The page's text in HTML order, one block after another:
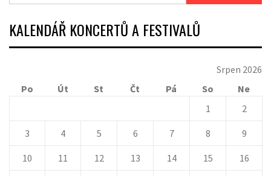
KALENDÁŘ KONCERTŮ A FESTIVALŮ
Srpen 2026
Po
Út St Čt Pá So
Ne
1
2
3 4 5 6 7 8 9
10 11 12 13 14 15 16